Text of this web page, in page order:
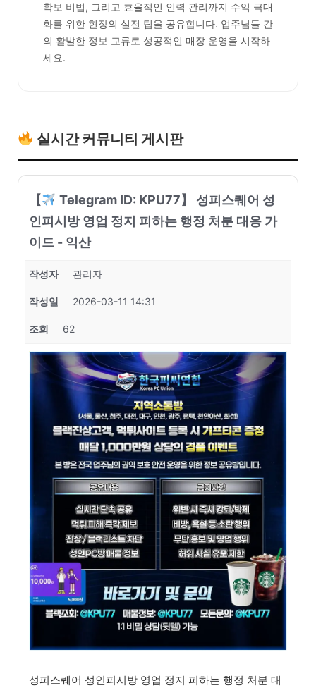
확보 비법, 그리고 효율적인 인력 관리까지 수익 극대
화를 위한 현장의 실전 팁을 공유합니다. 업주님들 간
의 활발한 정보 교류로 성공적인 매장 운영을 시작하
세요.
실시간 커뮤니티 게시판
【
Telegram ID: KPU77】 성피스퀘어 성
인피시방 영업 정지 피하는 행정 처분 대응 가
이드 - 익산
작성자 관리자
작성일 2026-03-11 14:31
조회 62
성피스퀘어 성인피시방 영업 정지 피하는 행정 처분 대